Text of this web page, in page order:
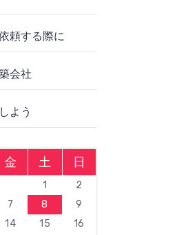
頼する際に
会社
よう
金 土 日
1
2
7 8
9
14 15
16